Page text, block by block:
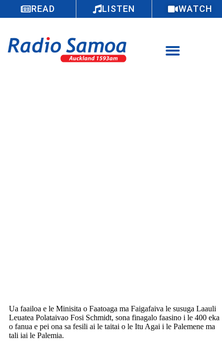
READ LISTEN WATCH
Ua faailoa e le Minisita o Faatoaga ma Faigafaiva le susuga Laauli
Leuatea Polataivao Fosi Schmidt, sona finagalo faasino i le 400 eka
o fanua e pei ona sa fesili ai le taitai o le Itu Agai i le Palemene ma
tali iai le Palemia.